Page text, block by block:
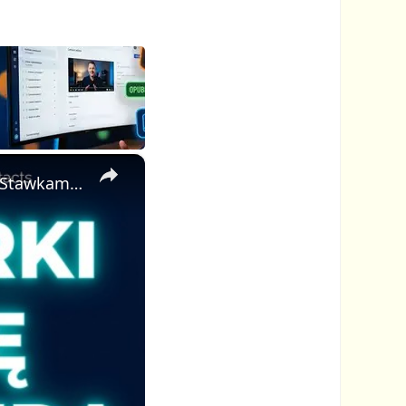
×
Ten Darmowy Katalog Pozwala Markom Cię Znaleźć — Z Twoimi Stawkami Już Wyświetlonymi